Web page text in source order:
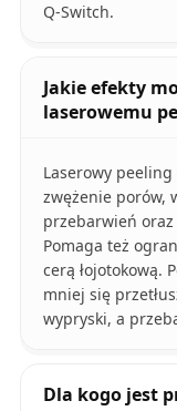
Q-Switch.
Jakie efekty
laserowemu
Laserowy
zwężenie porów,
przebarwień
Pomaga też
cerą łojotokową.
mniej się
wypryski, a
Dla kogo jest